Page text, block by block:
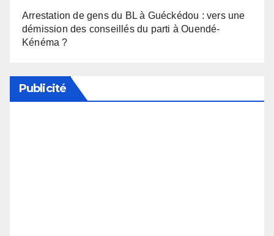
Arrestation de gens du BL à Guéckédou : vers une
démission des conseillés du parti à Ouendé-
Kénéma ?
Publicité